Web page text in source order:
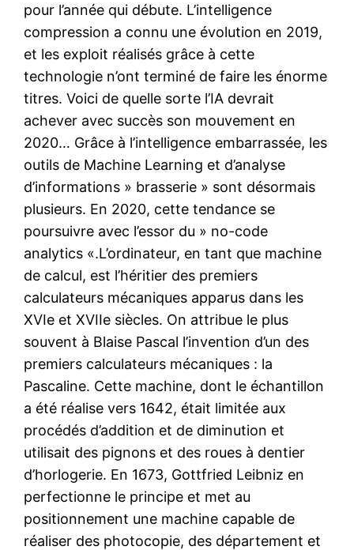
pour l’année qui débute. L’intelligence
compression a connu une évolution en 2019,
et les exploit réalisés grâce à cette
technologie n’ont terminé de faire les énorme
titres. Voici de quelle sorte l’IA devrait
achever avec succès son mouvement en
2020… Grâce à l’intelligence embarrassée, les
outils de Machine Learning et d’analyse
d’informations » brasserie » sont désormais
plusieurs. En 2020, cette tendance se
poursuivre avec l’essor du » no-code
analytics «.L’ordinateur, en tant que machine
de calcul, est l’héritier des premiers
calculateurs mécaniques apparus dans les
XVIe et XVIIe siècles. On attribue le plus
souvent à Blaise Pascal l’invention d’un des
premiers calculateurs mécaniques : la
Pascaline. Cette machine, dont le échantillon
a été réalise vers 1642, était limitée aux
procédés d’addition et de diminution et
utilisait des pignons et des roues à dentier
d’horlogerie. En 1673, Gottfried Leibniz en
perfectionne le principe et met au
positionnement une machine capable de
réaliser des photocopie, des département et